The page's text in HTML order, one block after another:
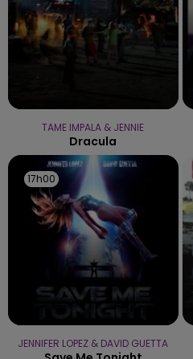
TAME IMPALA & JENNIE
Dracula
17h00
17h00
JENNIFER LOPEZ & DAVID GUETTA